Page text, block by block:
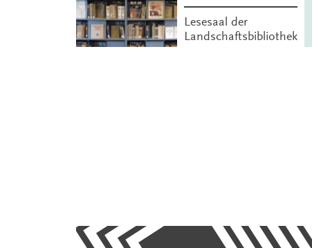
Lesesaal der
Landschaftsbibliothek